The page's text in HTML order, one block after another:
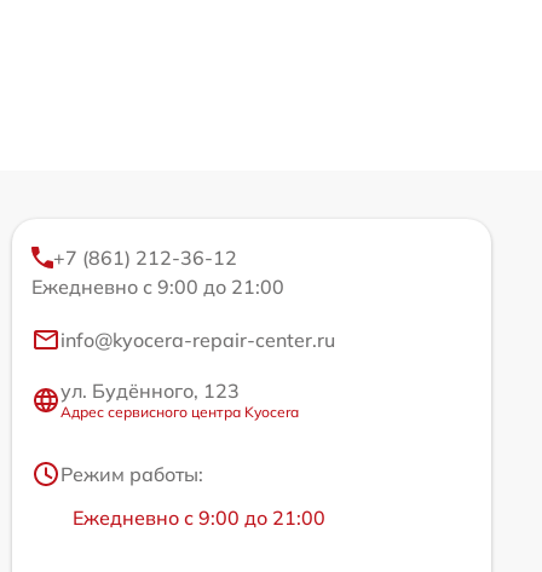
+7 (861) 212-36-12
Ежедневно с 9:00 до 21:00
info@kyocera-repair-center.ru
ул. Будённого, 123
Адрес сервисного центра Kyocera
Режим работы:
Ежедневно с 9:00 до 21:00